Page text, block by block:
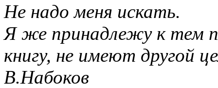
Не надо меня искать.
Я же принадлежу к тем
книгу, не имеют другой
В.Набоков